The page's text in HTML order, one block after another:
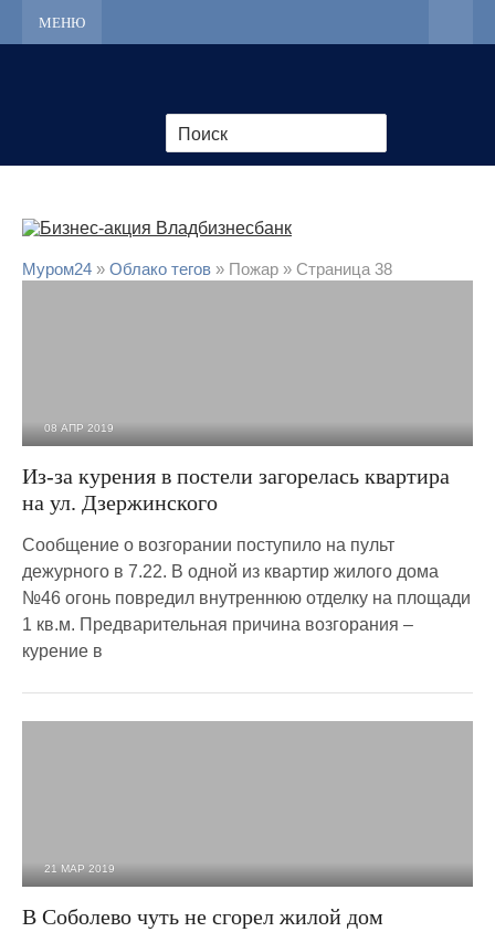
МЕНЮ
Муром24 » Облако тегов » Пожар » Страница 38
08 АПР 2019
Из-за курения в постели загорелась квартира
на ул. Дзержинского
Сообщение о возгорании поступило на пульт
дежурного в 7.22. В одной из квартир жилого дома
№46 огонь повредил внутреннюю отделку на площади
1 кв.м. Предварительная причина возгорания –
курение в
21 МАР 2019
В Соболево чуть не сгорел жилой дом